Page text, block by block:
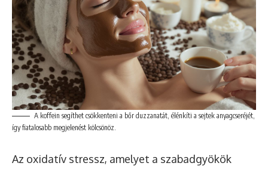
A koffein segíthet csökkenteni a bőr duzzanatát, élénkíti a sejtek anyagcseréjét,
így fiatalosabb megjelenést kölcsönöz.
Az oxidatív stressz, amelyet a szabadgyökök